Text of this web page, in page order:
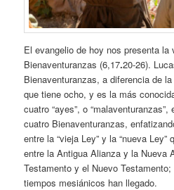
El evangelio de hoy nos presenta la
Bienaventuranzas (6,17.20-26).
Bienaventuranzas, a diferencia de
que tiene ocho, y es la más
cuatro “ayes”, o
cuatro Bienaventuranzas,
entre la “vieja Ley” y la “nueva
entre la Antigua Alianza y la Nueva
Testamento y el Nuevo
tiempos mesiánicos han llegado.